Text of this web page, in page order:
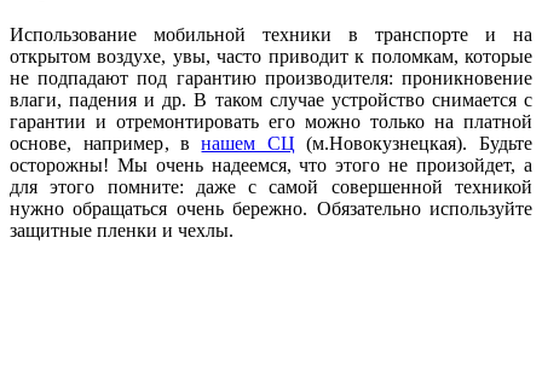
Использование мобильной техники в транспорте и на
открытом воздухе, увы, часто приводит к поломкам, которые
не подпадают под гарантию производителя: проникновение
влаги, падения и др. В таком случае устройство снимается с
гарантии и отремонтировать его можно только на платной
основе, например, внашем СЦ (м.Новокузнецкая). Будьте
осторожны! Мы очень надеемся, что этого не произойдет, а
для этого помните: даже с самой совершенной техникой
нужно обращаться очень бережно. Обязательно используйте
защитные пленки и чехлы.